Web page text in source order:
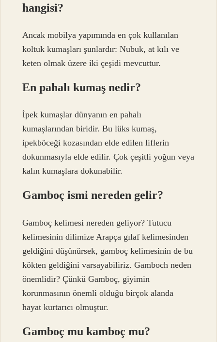
hangisi?
Ancak mobilya yapımında en çok kullanılan
koltuk kumaşları şunlardır: Nubuk, at kılı ve
keten olmak üzere iki çeşidi mevcuttur.
En pahalı kumaş nedir?
İpek kumaşlar dünyanın en pahalı
kumaşlarından biridir. Bu lüks kumaş,
ipekböceği kozasından elde edilen liflerin
dokunmasıyla elde edilir. Çok çeşitli yoğun veya
kalın kumaşlara dokunabilir.
Gamboç ismi nereden gelir?
Gamboç kelimesi nereden geliyor? Tutucu
kelimesinin dilimize Arapça gılaf kelimesinden
geldiğini düşünürsek, gamboç kelimesinin de bu
kökten geldiğini varsayabiliriz. Gamboch neden
önemlidir? Çünkü Gamboç, giyimin
korunmasının önemli olduğu birçok alanda
hayat kurtarıcı olmuştur.
Gamboç mu kamboç mu?